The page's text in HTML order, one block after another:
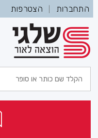
התחברות הצטרפות